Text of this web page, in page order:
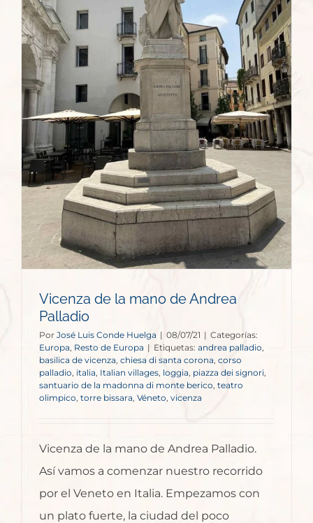
Vicenza de la mano de Andrea
Palladio
Por José Luis Conde Huelga | 08/07/21 | Categorías:
Europa Resto de Europa | Etiquetas: andrea palladio,
basilica de vicenza chiesa di santa corona corso
palladio italia Italian villages loggia piazza dei signori
santuario de la madonna di monte berico teatro
olimpico torre bissara Véneto vicenza
Vicenza de la mano de Andrea Palladio.
Así vamos a comenzar nuestro recorrido
por el Veneto en Italia. Empezamos con
un plato fuerte, la ciudad del poco